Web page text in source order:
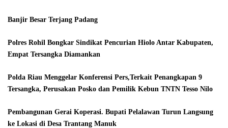
Banjir Besar Terjang Padang
Polres Rohil Bongkar Sindikat Pencurian Hiolo Antar Kabupaten,
Empat Tersangka Diamankan
Polda Riau Menggelar Konferensi Pers,Terkait Penangkapan 9
Tersangka, Perusakan Posko dan Pemilik Kebun TNTN Tesso Nilo
Pembangunan Gerai Koperasi. Bupati Pelalawan Turun Langsung
ke Lokasi di Desa Trantang Manuk